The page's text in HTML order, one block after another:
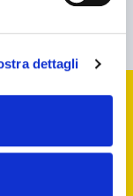
dettagli
sulle
industriale